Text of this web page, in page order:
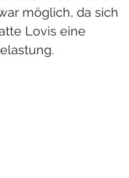
möglich, da sich
Lovis eine